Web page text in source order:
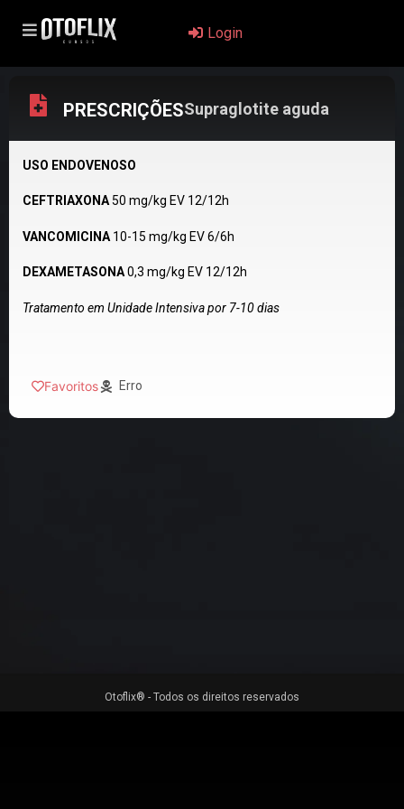
Login
PRESCRIÇÕESSupraglotite aguda
USO ENDOVENOSO
CEFTRIAXONA50 mg/kg EV 12/12h
VANCOMICINA 10-15 mg/kg EV 6/6h
DEXAMETASONA0,3 mg/kg EV 12/12h
Tratamento em Unidade Intensiva por 7-10 dias
Erro
Favoritos
Otoflix® - Todos os direitos reservados